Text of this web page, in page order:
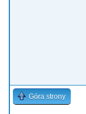
Góra strony